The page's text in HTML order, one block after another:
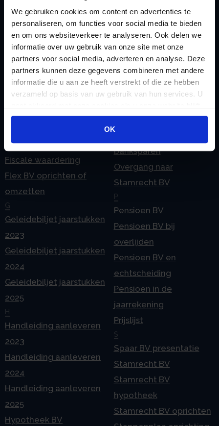
We gebruiken cookies om content en advertenties te
personaliseren, om functies voor social media te bieden
en om ons websiteverkeer te analyseren. Ook delen we
informatie over uw gebruik van onze site met onze
partners voor social media, adverteren en analyse. Deze
partners kunnen deze gegevens combineren met andere
informatie die u aan ze heeft verstrekt of die ze hebben
verzameld op basis van uw gebruik van hun services. U
gebruiken.
OK
Checklist IB 2024 (Word)
Checklist IB 2025 (PDF)
Checklist IB 2025 (Word)
Contact
eHerkenning voor uw
Stamrecht BV
Emigratie
Fiscale waardering
Flex BV oprichten of
omzetten
G
Geleidebiljet jaarstukken
2023
Geleidebiljet jaarstukken
2024
Geleidebiljet jaarstukken
2025
H
Handleiding aanleveren
2023
Handleiding aanleveren
2024
Handleiding aanleveren
2025
Hypotheek BV
O
ODV BV
Ontbinden Stamrecht
BV
Onzakelijke lening
Stamrecht BV
StamrechtBV.com
Overdracht vanuit
banksparen
Overgang naar
Stamrecht BV
P
Pensioen BV
Pensioen BV bij
overlijden
Pensioen BV en
echtscheiding
Pensioen in de
jaarrekening
Prijslijst
S
Spaar BV presentatie
Stamrecht BV
Stamrecht BV
hypotheek
Stamrecht BV oprichten